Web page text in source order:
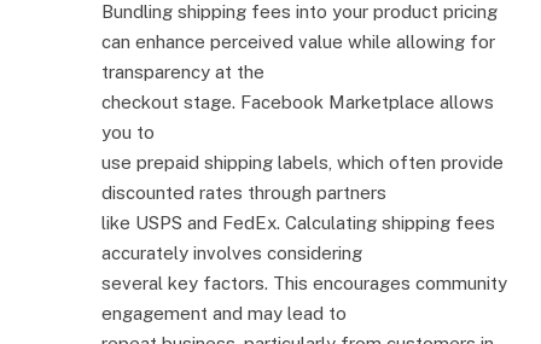
Bundling shipping fees into your product pricing
can enhance perceived value while allowing for
transparency at the
checkout stage. Facebook Marketplace allows
you to
use prepaid shipping labels, which often provide
discounted rates through partners
like USPS and FedEx. Calculating shipping fees
accurately involves considering
several key factors. This encourages community
engagement and may lead to